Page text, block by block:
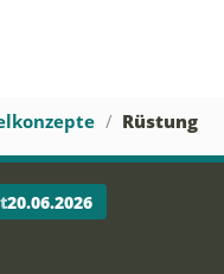
Rüstung
20.06.2026